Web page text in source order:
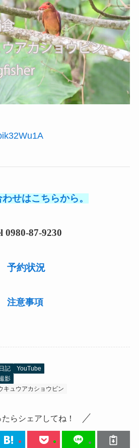
せはこちらから。
0980-87-9230
予約状況
注意事項
記
YouTube
影
キュウアカショウビン
たらシェアしてね！